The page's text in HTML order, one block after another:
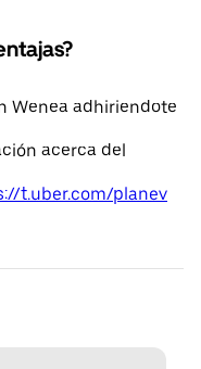
Wenea adhiriendote
acerca del
t.uber.com/planev